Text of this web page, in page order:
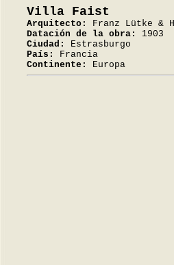
Villa Faist
Arquitecto:
Franz Lütke &
Datación de la obra:
1903
Ciudad:
Estrasburgo
País:
Francia
Continente:
Europa